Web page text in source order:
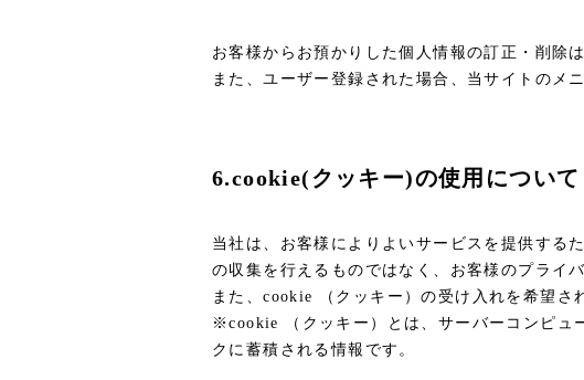
お客様からお預かりした個人情報の訂正・削除
また、ユーザー登録された場合、当サイトのメ
6.cookie(クッキー)の使用について
当社は、お客様によりよいサービスを提供する
の収集を行えるものではなく、お客様のプライ
また、cookie （クッキー）の受け入れを希望さ
※cookie （クッキー）とは、サーバーコンピュ
クに蓄積される情報です。